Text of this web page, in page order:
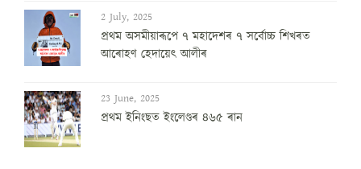
2 July, 2025
প্ৰথম অসমীয়াৰূপে ৭ মহাদেশৰ ৭ সৰ্বোচ্চ শিখৰত
আৰোহণ হেদায়েৎ আলীৰ
23 June, 2025
প্ৰথম ইনিংছত ইংলেণ্ডৰ ৪৬৫ ৰান